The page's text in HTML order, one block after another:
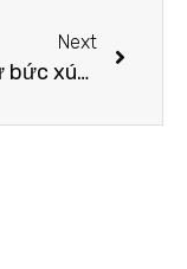
Next
Anh Thư bức xúc vì bị học trò Vũ Thu Phương gọi bằng tên trống không tại The Face Vietnam 2023